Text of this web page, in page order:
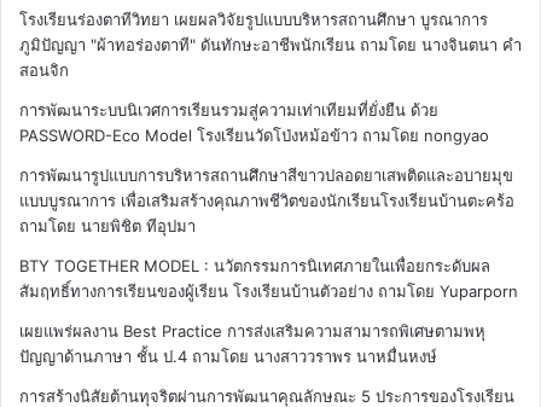
โรงเรียนร่องตาทีวิทยา เผยผลวิจัยรูปแบบบริหารสถานศึกษา บูรณาการ
ภูมิปัญญา "ผ้าทอร่องตาที" ดันทักษะอาชีพนักเรียน ถามโดย นางจินตนา คำ
สอนจิก
การพัฒนาระบบนิเวศการเรียนรวมสู่ความเท่าเทียมที่ยั่งยืน ด้วย
PASSWORD-Eco Model โรงเรียนวัดโป่งหม้อข้าว ถามโดย nongyao
การพัฒนารูปแบบการบริหารสถานศึกษาสีขาวปลอดยาเสพติดและอบายมุข
แบบบูรณาการ เพื่อเสริมสร้างคุณภาพชีวิตของนักเรียนโรงเรียนบ้านตะคร้อ
ถามโดย นายพิชิต ทีอุปมา
BTY TOGETHER MODEL : นวัตกรรมการนิเทศภายในเพื่อยกระดับผล
สัมฤทธิ์ทางการเรียนของผู้เรียน โรงเรียนบ้านตัวอย่าง ถามโดย Yuparporn
เผยแพร่ผลงาน Best Practice การส่งเสริมความสามารถพิเศษตามพหุ
ปัญญาด้านภาษา ชั้น ป.4 ถามโดย นางสาววราพร นาหมื่นหงษ์
การสร้างนิสัยต้านทุจริตผ่านการพัฒนาคุณลักษณะ 5 ประการของโรงเรียน